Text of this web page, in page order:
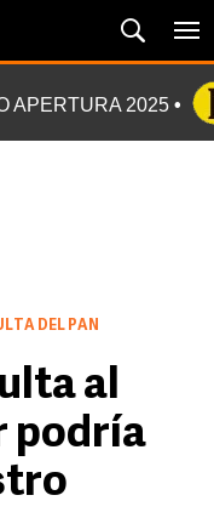
APERTURA 2025
DEL PAN
al
podría